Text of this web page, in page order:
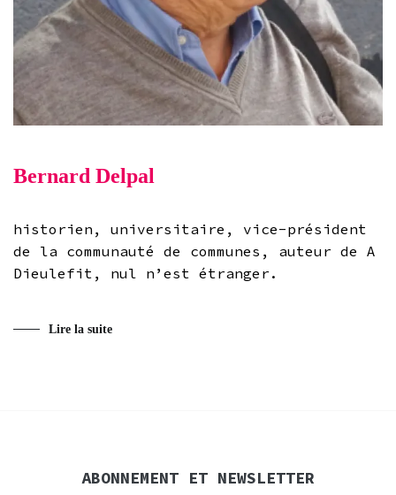
Bernard Delpal
historien, universitaire, vice-président
de la communauté de communes, auteur de A
Dieulefit, nul n’est étranger.
Lire la suite
ABONNEMENT ET NEWSLETTER